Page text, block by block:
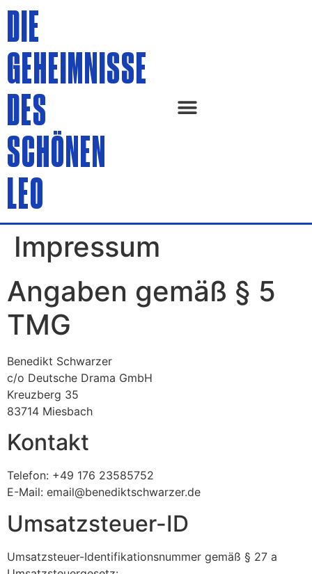
DIE
GEHEIMNISSE
DES
SCHÖNEN
LEO
Impressum
Angaben gemäß § 5
TMG
Benedikt Schwarzer
c/o Deutsche Drama GmbH
Kreuzberg 35
83714 Miesbach
Kontakt
Telefon: +49 176 23585752
E-Mail: email@benediktschwarzer.de
Umsatzsteuer-ID
Umsatzsteuer-Identifikationsnummer gemäß § 27 a